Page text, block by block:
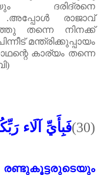
ദരിദ്രനെ
രാജാവ്
തന്നെ നിനക്ക്
മന്ത്രിക്കുപ്പായം
കാര്യം തന്നെ
فَبِأَيِّ آلَاء(30)